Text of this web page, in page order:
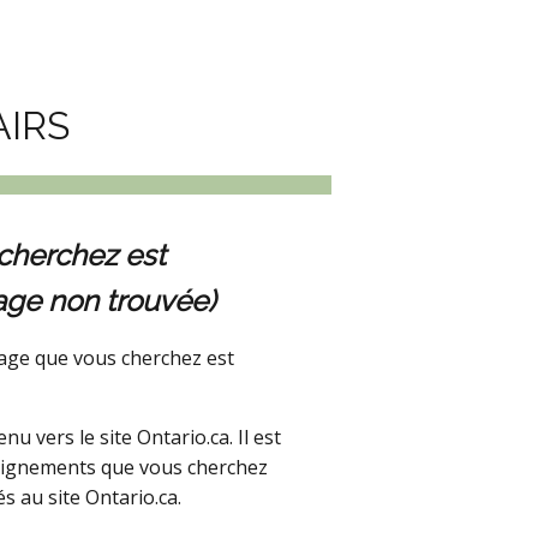
est
non trouvée)
que vous cherchez est
vers le site Ontario.ca. Il est
que vous cherchez
au site Ontario.ca.